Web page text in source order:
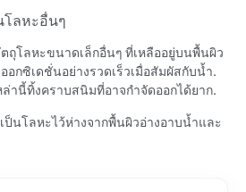
ลหะอื่นๆ
ถุโลหะขนาดเล็กอื่นๆ ที่เหลืออยู่บนพื้นผิว
อกซิเดชั่นอย่างรวดเร็วเมื่อสัมผัสกับน้ำ.
ล่านี้ทิ้งคราบสนิมที่อาจกำจัดออกได้ยาก.
ป็นโลหะไว้ห่างจากพื้นผิวอ่างอาบน้ำและ